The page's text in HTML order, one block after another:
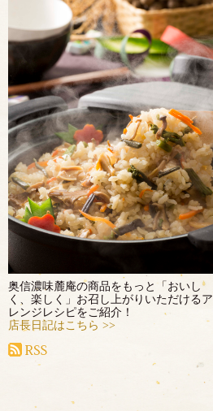
奥信濃味麓庵の商品をもっと「おいし
く、楽しく」お召し上がりいただけるア
レンジレシピをご紹介！
店長日記はこちら >>